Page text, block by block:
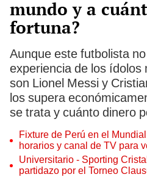
mundo y a
fortuna?
Aunque este futbolista
experiencia de los ídolos
son Lionel Messi y
los supera
se trata y cuánto dinero
Fixture de Perú en el
horarios y canal de TV para
torneo
Universitario - Sporting
partidazo por el Torneo